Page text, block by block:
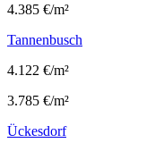
4.385 €/m²
Tannenbusch
4.122 €/m²
3.785 €/m²
Ückesdorf